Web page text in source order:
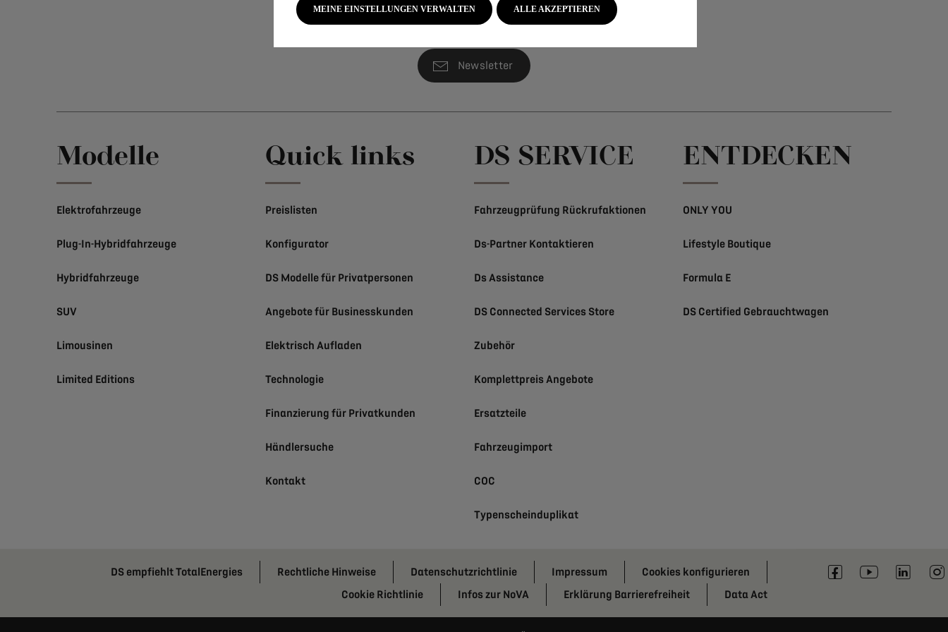
Newsletter
Modelle
Elektrofahrzeuge
Plug-In-Hybridfahrzeuge
Hybridfahrzeuge
SUV
Limousinen
Limited Editions
Quick links
Preislisten
Konfigurator
DS Modelle für Privatpersonen
Angebote für Businesskunden
Elektrisch Aufladen
Technologie
Finanzierung für Privatkunden
Händlersuche
Kontakt
DS SERVICE
Fahrzeugprüfung Rückrufaktionen
Ds-Partner Kontaktieren
Ds Assistance
DS Connected Services Store
Zubehör
Komplettpreis Angebote
Ersatzteile
Fahrzeugimport
COC
Typenscheinduplikat
ENTDECKEN
ONLY YOU
Lifestyle Boutique
Formula E
DS Certified Gebrauchtwagen
DS empfiehlt TotalEnergies Rechtliche Hinweise Datenschutzrichtlinie Impressum
Cookies konfigurieren
Cookie Richtlinie
Infos zur NoVA Erklärung Barrierefreiheit Data Act
MEINE EINSTELLUNGEN VERWALTEN ALLE AKZEPTIEREN